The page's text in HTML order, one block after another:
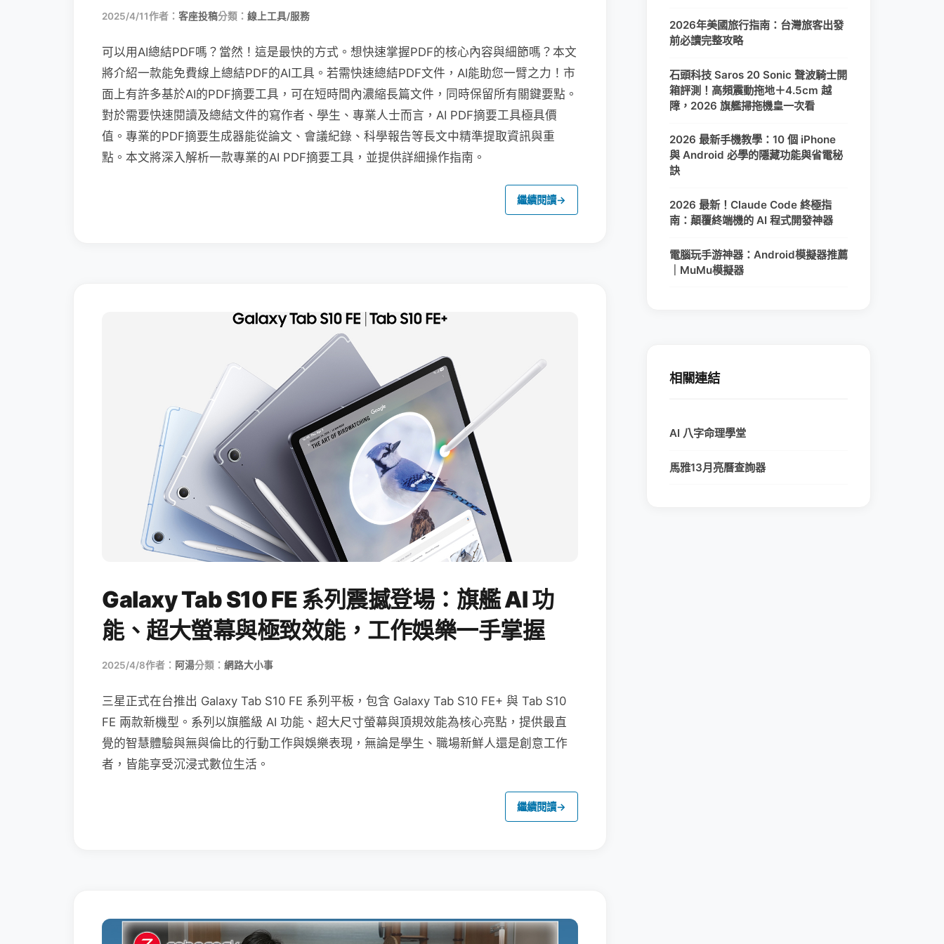
2025/4/11作者： 客座投稿分類： 線上工具/服務
可以用AI總結PDF嗎？當然！這是最快的方式。想快速掌握PDF的核心內容與細節嗎？本文
將介紹一款能免費線上總結PDF的AI工具。若需快速總結PDF文件，AI能助您一臂之力！市
面上有許多基於AI的PDF摘要工具，可在短時間內濃縮長篇文件，同時保留所有關鍵要點。
對於需要快速閱讀及總結文件的寫作者、學生、專業人士而言，AI PDF摘要工具極具價
值。專業的PDF摘要生成器能從論文、會議紀錄、科學報告等長文中精準提取資訊與重
點。本文將深入解析一款專業的AI PDF摘要工具，並提供詳細操作指南。
繼續閱讀→
Galaxy Tab S10 FE 系列震撼登場：旗艦 AI 功
能、超大螢幕與極致效能，工作娛樂一手掌握
2025/4/8作者： 阿湯分類： 網路大小事
三星正式在台推出 Galaxy Tab S10 FE 系列平板，包含 Galaxy Tab S10 FE+ 與 Tab S10
FE 兩款新機型。系列以旗艦級 AI 功能、超大尺寸螢幕與頂規效能為核心亮點，提供最直
覺的智慧體驗與無與倫比的行動工作與娛樂表現，無論是學生、職場新鮮人還是創意工作
者，皆能享受沉浸式數位生活。
繼續閱讀→
2026年美國旅行指南：台灣旅客出發
前必讀完整攻略
石頭科技 Saros 20 Sonic 聲波騎士開
箱評測！高頻震動拖地＋4.5cm 越
障，2026 旗艦掃拖機皇一次看
2026 最新手機教學：10 個 iPhone
與 Android 必學的隱藏功能與省電秘
訣
2026 最新！Claude Code 終極指
南：顛覆終端機的 AI 程式開發神器
電腦玩手游神器：Android模擬器推薦
｜MuMu模擬器
相關連結
AI 八字命理學堂
馬雅13月亮曆查詢器